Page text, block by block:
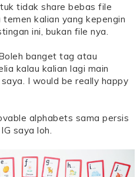
tidak share bebas file
kalian yang kepengin
ini, bukan file nya.
banget tag atau
kalau kalian lagi main
I would be really happy
alphabets sama persis
saya loh.